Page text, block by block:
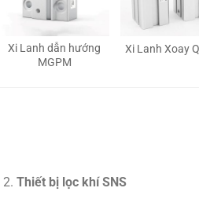
Xi Lanh dẫn hướng
MGPM
Xi Lanh Xoay
Thiết bị lọc khí SNS